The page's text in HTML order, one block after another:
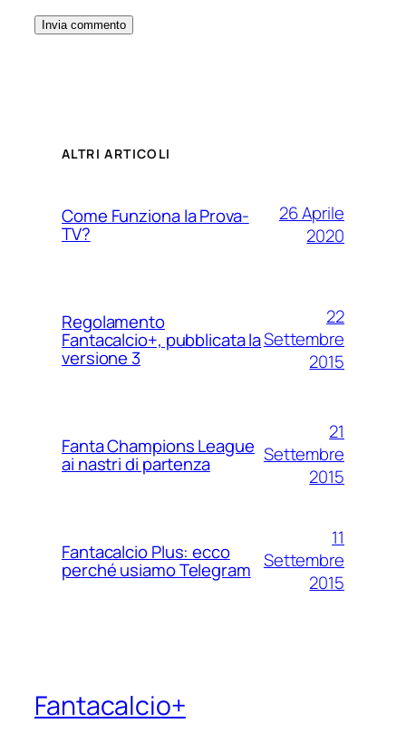
ALTRI ARTICOLI
Come Funziona la Prova-
TV?
26 Aprile
2020
Regolamento
Fantacalcio+, pubblicata la
versione 3
22
Settembre
2015
Fanta Champions League
ai nastri di partenza
21
Settembre
2015
Fantacalcio Plus: ecco
perché usiamo Telegram
11
Settembre
2015
Fantacalcio+